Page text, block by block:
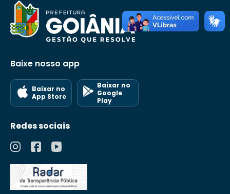
Baixe nosso app
Baixar no
App Store
Baixar no
Google
Play
Redes sociais